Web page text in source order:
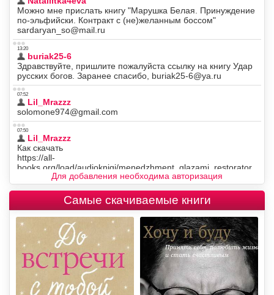
Для добавления необходима авторизация
Самые скачиваемые книги